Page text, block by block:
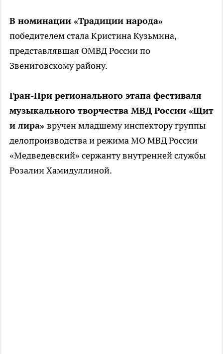
В номинации «Традиции народа»
победителем стала Кристина Кузьмина,
представлявшая ОМВД России по
Звениговскому району.
Гран-При регионального этапа фестиваля
музыкального творчества МВД России «Щит
и лира» вручен младшему инспектору группы
делопроизводства и режима МО МВД России
«Медведевский» сержанту внутренней службы
Розалии Хамидуллиной.